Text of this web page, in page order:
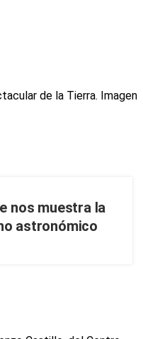
nos muestra la
astronómico